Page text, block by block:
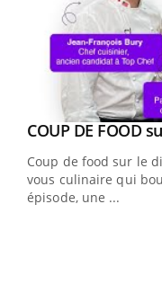
Youtube
COUP DE FOOD
Coup de food sur le
vous culinaire qui
épisode, une ...